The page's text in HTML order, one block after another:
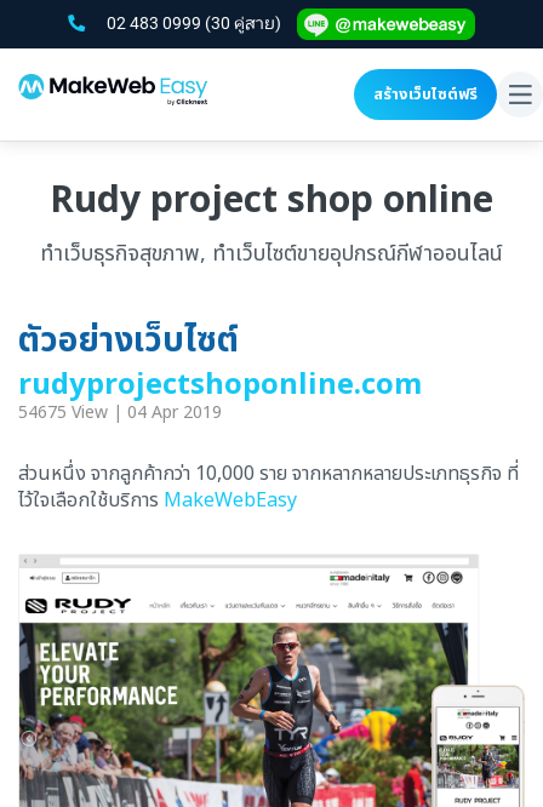
02 483 0999 (30 คู่สาย)
สร้างเว็บไซต์ฟรี
Rudy project shop online
ทำเว็บธุรกิจสุขภาพ, ทำเว็บไซต์ขายอุปกรณ์กีฬาออนไลน์
ตัวอย่างเว็บไซต์
rudyprojectshoponline.com
54675 View | 04 Apr 2019
ส่วนหนึ่ง จากลูกค้ากว่า 10,000 ราย จากหลากหลายประเภทธุรกิจ ที่
ไว้ใจเลือกใช้บริการ MakeWebEasy